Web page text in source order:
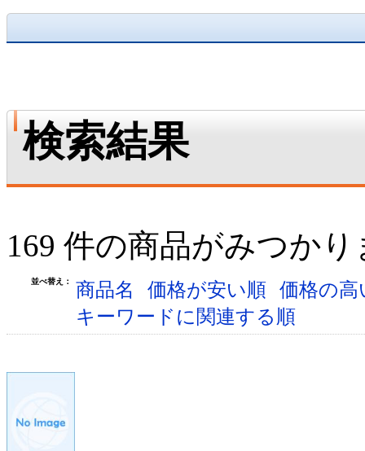
検索結果
169 件の商品がみつか
並べ替え： 商品名 価格が安い順 価格の
キーワードに関連する順